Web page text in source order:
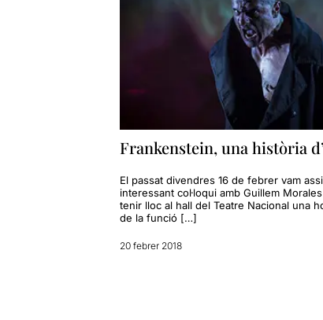
Frankenstein, una història
El passat divendres 16 de febrer vam
interessant col·loqui amb Guillem
tenir lloc al hall del Teatre Nacional una
de la funció […]
20 febrer 2018